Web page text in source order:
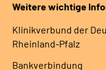
Weitere wichtige
Klinikverbund der
Rheinland-Pfalz
Bankverbindung